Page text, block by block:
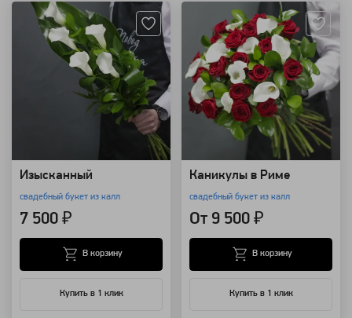
Изысканный
свадебный букет из калл
7 500 ₽
Купить в 1 клик
В корзину
Каникулы в Риме
свадебный букет из калл
От 9 500 ₽
Купить в 1 клик
В корзину